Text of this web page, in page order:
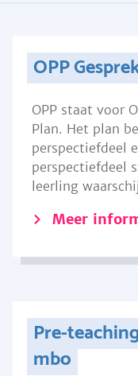
OPP
OPP staat voor
Plan. Het plan
perspectiefdeel
perspectiefdeel
leerling
Meer
Pre-
mbo